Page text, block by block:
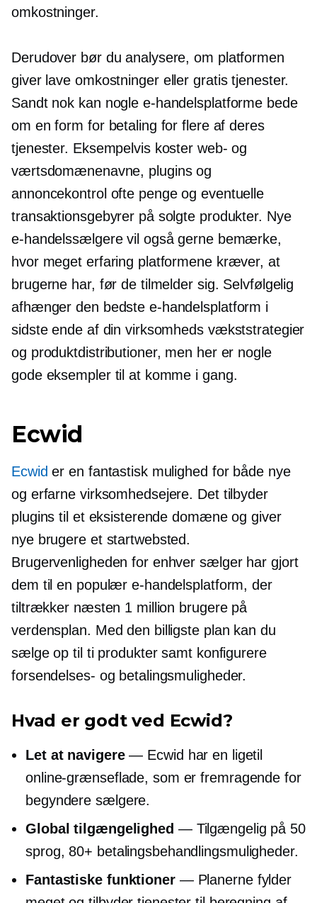
omkostninger.
Derudover bør du analysere, om platformen
giver lave omkostningereller gratis tjenester.
Sandt nok kan nogle e-handelsplatforme bede
om en form for betaling for flere af deres
tjenester. Eksempelvis koster web- og
værtsdomænenavne, plugins og
annoncekontrol ofte penge og eventuelle
transaktionsgebyrer på solgte produkter. Nye
e-handelssælgere vil også gerne bemærke,
hvor meget erfaring platformene kræver, at
brugerne har, før de tilmelder sig. Selvfølgelig
afhænger den bedste e-handelsplatform i
sidste ende af din virksomheds vækststrategier
og produktdistributioner, men her er nogle
gode eksempler til at komme i gang.
Ecwid
Ecwid er en fantastisk mulighed for både nye
og erfarne virksomhedsejere. Det tilbyder
plugins til et eksisterende domæne og giver
nye brugere et startwebsted.
Brugervenligheden for enhver sælger har gjort
dem til en populær e-handelsplatform, der
tiltrækker næsten 1 million brugere på
verdensplan. Med den billigste plan kan du
sælge op til ti produkter samt konfigurere
forsendelses- og betalingsmuligheder.
Hvad er godt ved Ecwid?
Let at navigere— Ecwid har en ligetil
online-grænseflade, som er fremragende for
begyndere sælgere.
Global tilgængelighed — Tilgængelig på 50
sprog, 80+ betalingsbehandlingsmuligheder.
Fantastiske funktioner— Planerne fylder